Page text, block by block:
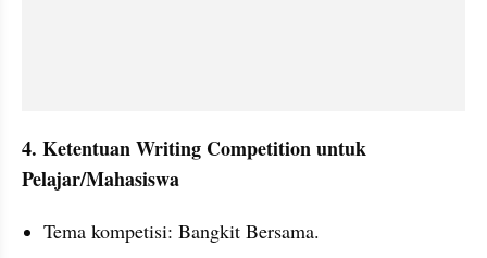
4. Ketentuan Writing Competition untuk
Pelajar/Mahasiswa
Tema kompetisi: Bangkit Bersama.